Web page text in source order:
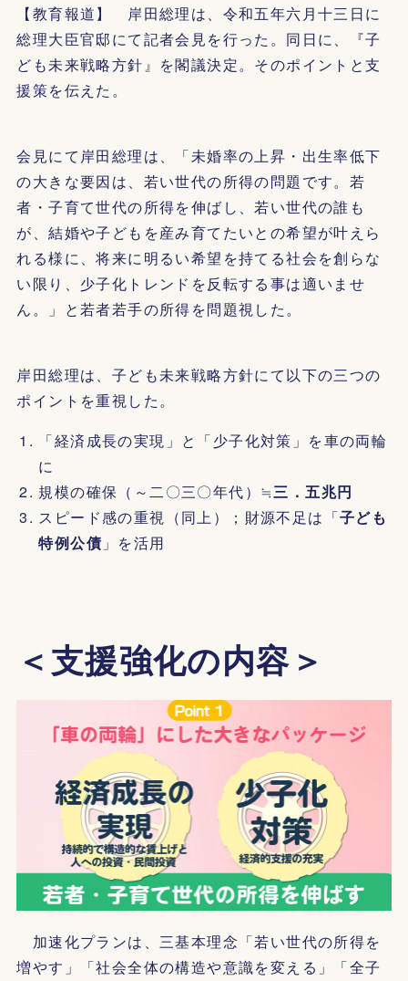
【教育報道】 岸田総理は、令和五年六月十三日に
総理大臣官邸にて記者会見を行った。同日に、『子
ども未来戦略方針』を閣議決定。そのポイントと支
援策を伝えた。
会見にて岸田総理は、「未婚率の上昇・出生率低下
の大きな要因は、若い世代の所得の問題です。若
者・子育て世代の所得を伸ばし、若い世代の誰も
が、結婚や子どもを産み育てたいとの希望が叶えら
れる様に、将来に明るい希望を持てる社会を創らな
い限り、少子化トレンドを反転する事は適いませ
ん。」と若者若手の所得を問題視した。
岸田総理は、子ども未来戦略方針にて以下の三つの
ポイントを重視した。
「経済成長の実現」と「少子化対策」を車の両輪
に
規模の確保（～二〇三〇年代）≒三．五兆円
スピード感の重視（同上）；財源不足は「子ども
特例公債 」を活用
＜支援強化の内容＞
加速化プランは、三基本理念「若い世代の所得を
増やす」「社会全体の構造や意識を変える」「全子